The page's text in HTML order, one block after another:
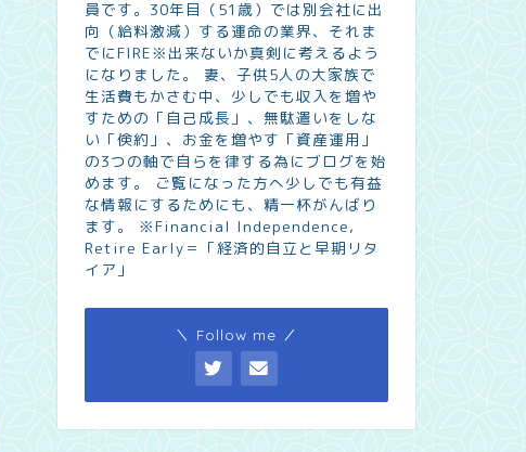
員です。30年目（51歳）では別会社に出
向（給料激減）する運命の業界、それま
でにFIRE※出来ないか真剣に考えるよう
になりました。 妻、子供5人の大家族で
生活費もかさむ中、少しでも収入を増や
すための「自己成長」、無駄遣いをしな
い「倹約」、お金を増やす「資産運用」
の3つの軸で自らを律する為にブログを始
めます。 ご覧になった方へ少しでも有益
な情報にするためにも、精一杯がんばり
ます。 ※Financial Independence,
Retire Early＝「経済的自立と早期リタ
イア」
＼ Follow me ／